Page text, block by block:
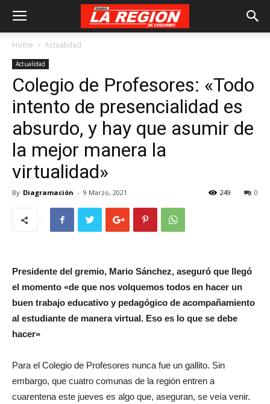
Home Actualidad
Actualidad
Colegio de Profesores: «Todo
intento de presencialidad es
absurdo, y hay que asumir de
la mejor manera la
virtualidad»
By Diagramación - 9 Marzo, 2021 0
249
Presidente del gremio, Mario Sánchez, aseguró que llegó
el momento «de que nos volquemos todos en hacer un
buen trabajo educativo y pedagógico de acompañamiento
al estudiante de manera virtual. Eso es lo que se debe
hacer»
Para el Colegio de Profesores nunca fue un gallito. Sin
embargo, que cuatro comunas de la región entren a
cuarentena este jueves es algo que, aseguran, se veía venir.